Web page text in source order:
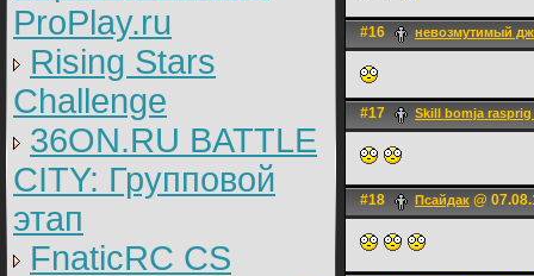
ProPlay.ru
Rising Stars
Challenge
36ON.RU BATTLE
CITY: Групповой
этап
FnaticRC CS
#16 невозмутимый
#17 Skill bomja rasprig
#18 Псайдак @